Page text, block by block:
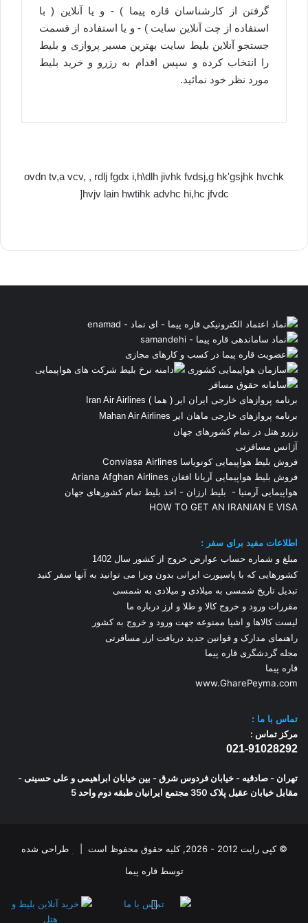
گرفتن از کارشناسان قاره پیما ) - و یا آنلاین ( با
استفاده از چت آنلاین سایت ) - و یا استفاده از قسمت
جستجو آنلاین بلیط سایت بهترین مسیر پروازی و بلیط
را انتخاب کرده و سپس اقدام به رزرو و خرید بلیط
مورد نظر خود نمائید.
ovdn tv,a vcv, , rdlj fgdx i,h\dlh jivhk fvdsj,g hk'gsjhk hvchk
]hvjv lain hwtihk advhc hi,hc jfvdc
برنامه پروازهای خارجی ایران ایر ( هما ) Iran Air Airlines
برنامه پروازهای خارجی ماهان ایر Mahan Air Airlines
رزرو هتل در تمام کشورهای جهان
آژانس مسافرتی
فروش بلیط هواپیمایی کونویاسا Conviasa Airlines
فروش بلیط هواپیمایی آریانا افغان Ariana Afghan Airlines
هواپیمایی آرمنیا - بلیط ارزان - اخذ بلیط تمام کشورهای جهان
HOW TO GET AN IRANIAN E VISA
اطلاعات مفید برای سفر :
مبلغ و شماره حساب عوارض خروج از کشور سال 1 402
کشورهایی که با پاسپورت ایرانی بدون ویزا می توانید به آنها سفر کنید
تبدیل تاریخ شمسی به میلادی و میلادی به شمسی
مقررات ورود و خروج کالا و طلا و ارز درباره ما
لیست کالاها و اشیا ممنوعه جهت ورود و خروج به کشور
راهنمای مدارک و قوانین جدید دریافت ارز مسافرتی
مجله گردشگری قاره پیما
قاره پیما
www.GharePeyma.com
تماس با ما :
مرکز تماس :
021-91028292
تهران - صادقیه - خیابان فردوس شرق - بین خیابان ابراهیمی و علی حسینی -
مقابل خیابان عقیل پلاک 350 مجتمع ایرانیان طبقه دوم واحد 5
© کپی رایت 2012 - 2026, کلیه حقوق محفوظ است |
طراحی شده
توسط قاره پیما
اینستاگرام